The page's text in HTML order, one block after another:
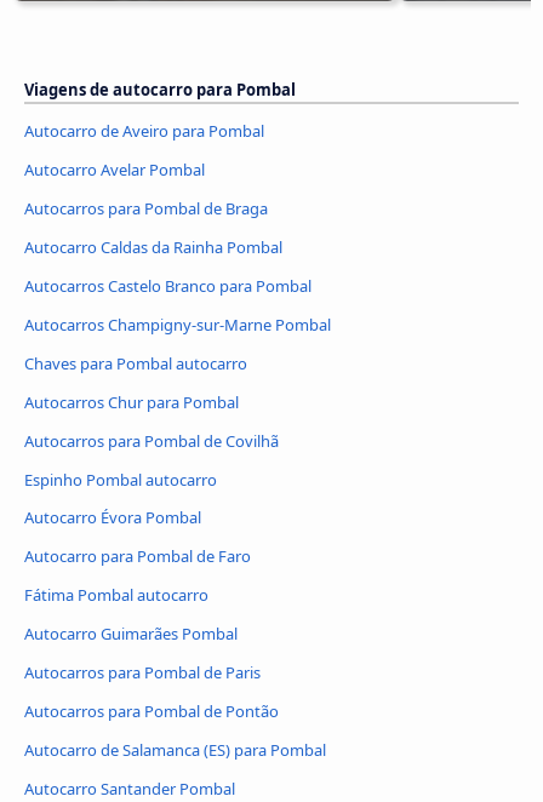
Viagens de autocarro para Pombal
Autocarro de Aveiro para Pombal
Autocarro Avelar Pombal
Autocarros para Pombal de Braga
Autocarro Caldas da Rainha Pombal
Autocarros Castelo Branco para Pombal
Autocarros Champigny-sur-Marne Pombal
Chaves para Pombal autocarro
Autocarros Chur para Pombal
Autocarros para Pombal de Covilhã
Espinho Pombal autocarro
Autocarro Évora Pombal
Autocarro para Pombal de Faro
Fátima Pombal autocarro
Autocarro Guimarães Pombal
Autocarros para Pombal de Paris
Autocarros para Pombal de Pontão
Autocarro de Salamanca (ES) para Pombal
Autocarro Santander Pombal